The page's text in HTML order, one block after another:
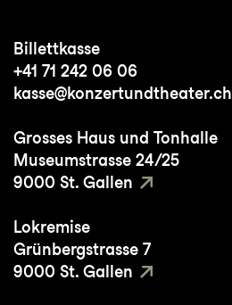
Billettkasse
+41 71 242 06 06
kasse@konzertundtheater.ch
Grosses Haus und Tonhalle
Museumstrasse 24/25
9000 St. Gallen
Lokremise
Grünbergstrasse 7
9000 St. Gallen